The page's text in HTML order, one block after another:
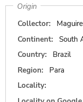
Origin
Collector:
Continent:
South
Country:
Brazil
Region:
Para
Locality: